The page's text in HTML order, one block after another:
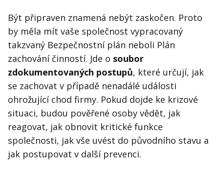
Být připraven znamená nebýt zaskočen. Proto
by měla mít vaše společnost vypracovaný
takzvaný Bezpečnostní plán neboli Plán
zachování činností. Jde o soubor
zdokumentovaných postupů, které určují, jak
se zachovat v případě nenadálé události
ohrožující chod firmy. Pokud dojde ke krizové
situaci, budou pověřené osoby vědět, jak
reagovat, jak obnovit kritické funkce
společnosti, jak vše uvést do původního stavu a
jak postupovat v další prevenci.